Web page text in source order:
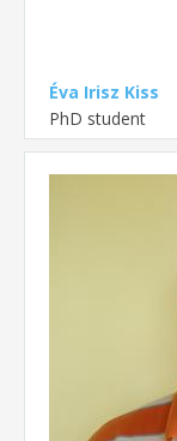
Éva Irisz Kiss
PhD student